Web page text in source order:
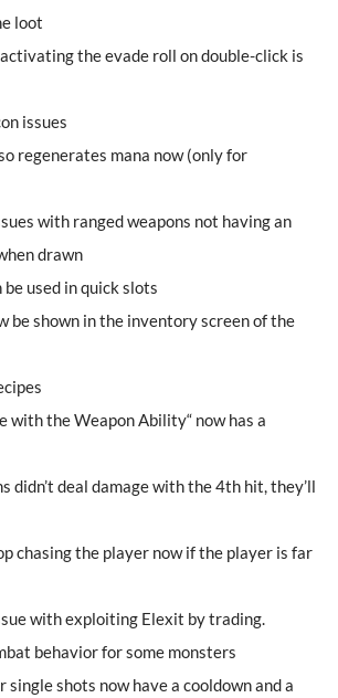
loot
the evade roll on double-click is
issues
regenerates mana now (only for
with ranged weapons not having an
drawn
used in quick slots
be shown in the inventory screen of the
with the Weapon Ability“ now has a
didn’t deal damage with the 4th hit, they’ll
chasing the player now if the player is far
with exploiting Elexit by trading.
behavior for some monsters
single shots now have a cooldown and a